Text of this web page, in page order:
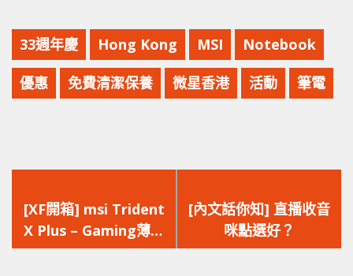
33週年慶 Hong Kong MSI Notebook
優惠 免費清潔保養 微星香港 活動 筆電
一
篇
文
[XF開箱] msi Trident
X Plus – Gaming薄機
DIY升級無難度
一
篇
文
[內文話你知] 直播收音
咪點選好？